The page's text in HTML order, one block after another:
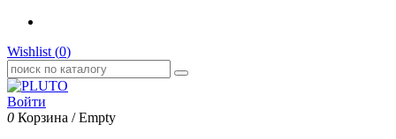
Wishlist (0)
Войти
0 Корзина /Empty